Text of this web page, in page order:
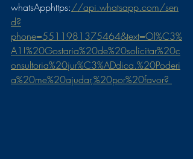
whatsApphttps://api.whatsapp.com/sen
d?
phone=5511981375464&text=Ol%C3%
A1!%20Gostaria%20de%20solicitar%20c
onsultoria%20jur%C3%ADdica.%20Poderi
a%20me%20ajudar,%20por%20favor?